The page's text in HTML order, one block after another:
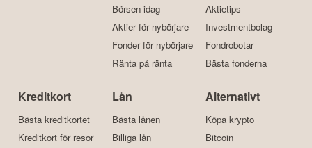
Börsen idag
Aktier för nybörjare
Fonder för nybörjare
Ränta på ränta
Aktietips
Investmentbolag
Fondrobotar
Bästa fonderna
Kreditkort
Bästa kreditkortet
Kreditkort för resor
Lån
Bästa lånen
Billiga lån
Alternativt
Köpa krypto
Bitcoin